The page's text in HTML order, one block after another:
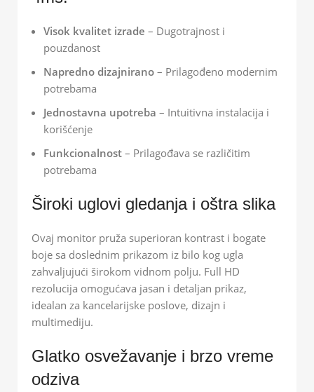
Visok kvalitet izrade – Dugotrajnost i
pouzdanost
Napredno dizajnirano – Prilagođeno modernim
potrebama
Jednostavna upotreba – Intuitivna instalacija i
korišćenje
Funkcionalnost – Prilagođava se različitim
potrebama
Široki uglovi gledanja i oštra slika
Ovaj monitor pruža superioran kontrast i bogate
boje sa doslednim prikazom iz bilo kog ugla
zahvaljujući širokom vidnom polju. Full HD
rezolucija omogućava jasan i detaljan prikaz,
idealan za kancelarijske poslove, dizajn i
multimediju.
Glatko osvežavanje i brzo vreme
odziva